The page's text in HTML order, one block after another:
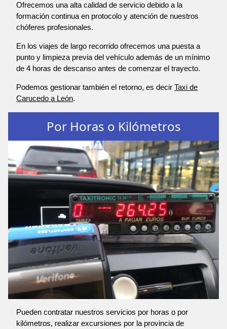
Ofrecemos una alta calidad de servicio debido a la
formación continua en protocolo y atención de nuestros
chóferes profesionales.
En los viajes de largo recorrido ofrecemos una puesta a
punto y limpieza previa del vehículo además de un mínimo
de 4 horas de descanso antes de comenzar el trayecto.
Podemos gestionar también el retorno, es decir Taxi de
Carucedo a León.
Por Horas o Kilómetros
Pueden contratar nuestros servicios por horas o por
kilómetros, realizar excursiones por la provincia de